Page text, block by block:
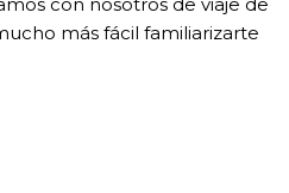
con nosotros de viaje de
más fácil familiarizarte